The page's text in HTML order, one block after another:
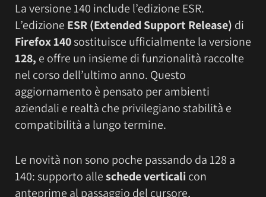
La versione 140 include l’edizione ESR.
L’edizione ESR (Extended Support Release) di
Firefox 140sostituisce ufficialmente la versione
128, e offre un insieme di funzionalità raccolte
nel corso dell’ultimo anno. Questo
aggiornamento è pensato per ambienti
aziendali e realtà che privilegiano stabilità e
compatibilità a lungo termine.
Le novità non sono poche passando da 128 a
140: supporto alleschede verticalicon
anteprime al passaggio del cursore,